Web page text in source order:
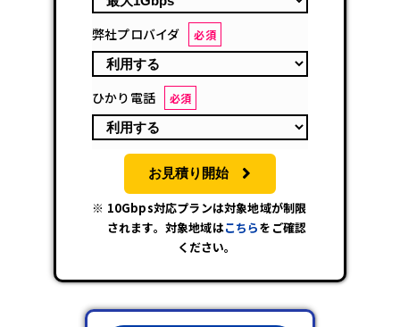
弊社プロバイダ 必須
ひかり電話 必須
お見積り開始
10Gbps対応プランは対象地域が制限
されます。対象地域はこちらをご確認
ください。